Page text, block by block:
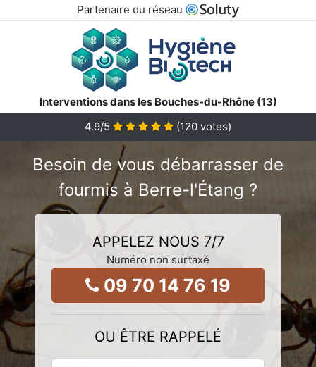
Partenaire du réseau
Interventions dans les Bouches-du-Rhône (13)
4.9/5 (120 votes)
Besoin de vous débarrasser de
fourmis à Berre-l'Étang ?
APPELEZ NOUS 7/7
Numéro non surtaxé
09 70 14 76 19
OU ÊTRE RAPPELÉ